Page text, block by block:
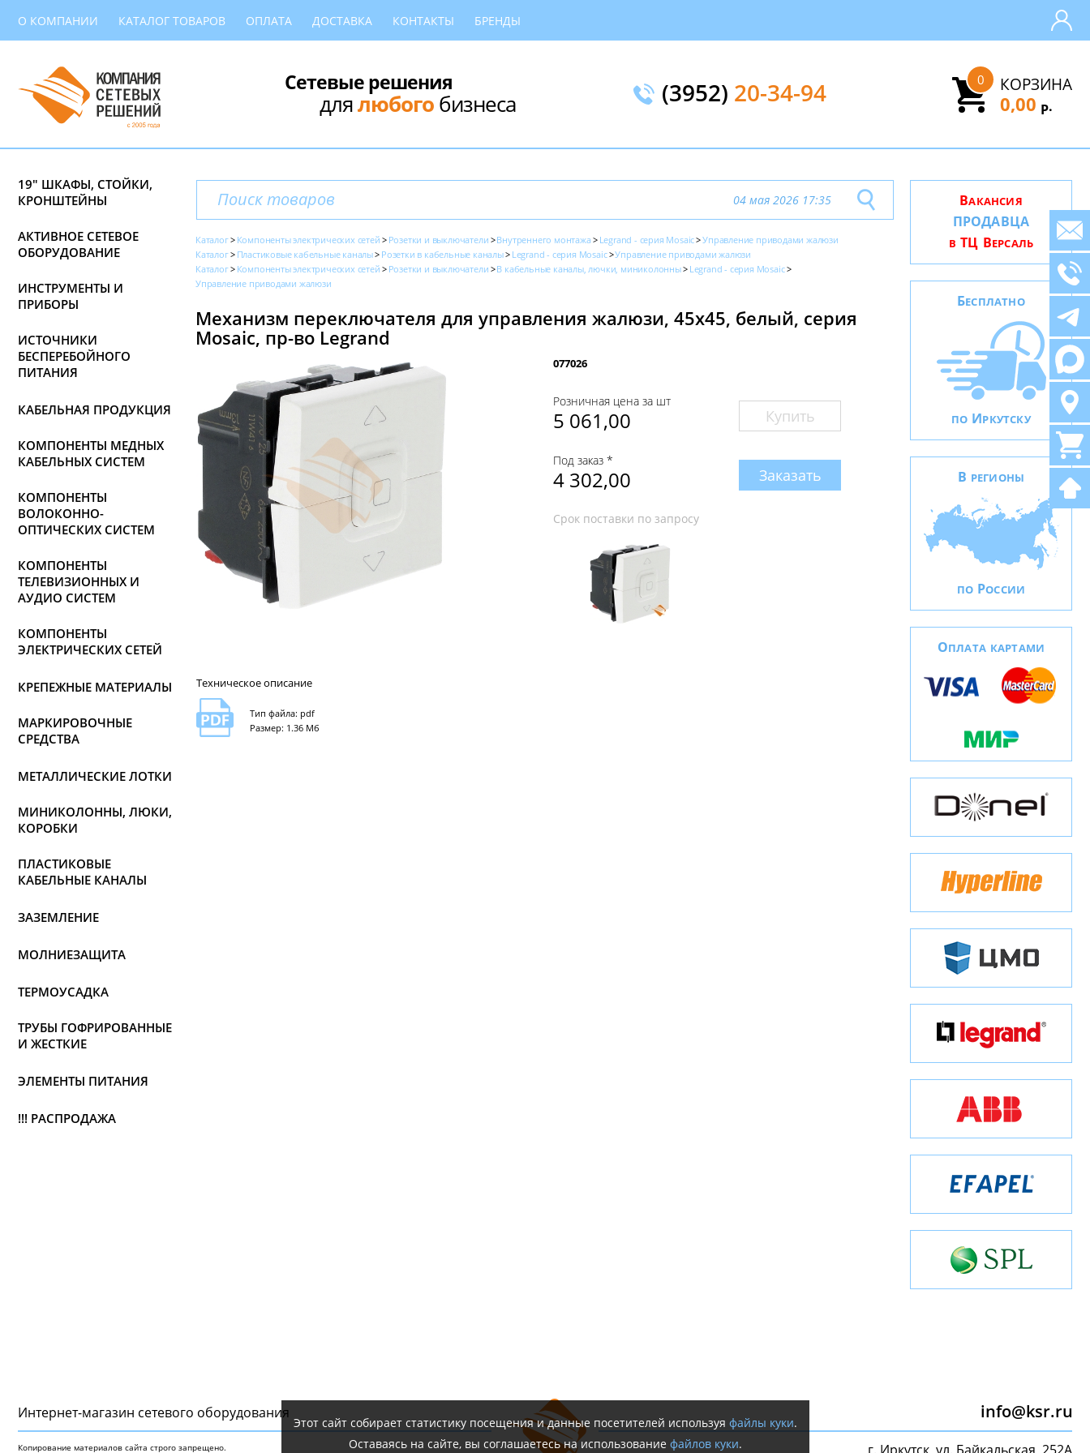
О КОМПАНИИ КАТАЛОГ ТОВАРОВ ОПЛАТА ДОСТАВКА КОНТАКТЫ БРЕНДЫ
Сетевые решения
длялюбогобизнеса (3952) 20-34-94 КОРЗИНА
0
0,00 Р.
19" ШКАФЫ, СТОЙКИ,
КРОНШТЕЙНЫ
АКТИВНОЕ СЕТЕВОЕ
ОБОРУДОВАНИЕ
ИНСТРУМЕНТЫ И
ПРИБОРЫ
ИСТОЧНИКИ
БЕСПЕРЕБОЙНОГО
ПИТАНИЯ
КАБЕЛЬНАЯ ПРОДУКЦИЯ
КОМПОНЕНТЫ МЕДНЫХ
КАБЕЛЬНЫХ СИСТЕМ
КОМПОНЕНТЫ
ВОЛОКОННО-
ОПТИЧЕСКИХ СИСТЕМ
КОМПОНЕНТЫ
ТЕЛЕВИЗИОННЫХ И
АУДИО СИСТЕМ
КОМПОНЕНТЫ
ЭЛЕКТРИЧЕСКИХ СЕТЕЙ
КРЕПЕЖНЫЕ МАТЕРИАЛЫ
МАРКИРОВОЧНЫЕ
СРЕДСТВА
МЕТАЛЛИЧЕСКИЕ ЛОТКИ
МИНИКОЛОННЫ, ЛЮКИ,
КОРОБКИ
ПЛАСТИКОВЫЕ
КАБЕЛЬНЫЕ КАНАЛЫ
ЗАЗЕМЛЕНИЕ
МОЛНИЕЗАЩИТА
ТЕРМОУСАДКА
ТРУБЫ ГОФРИРОВАННЫЕ
И ЖЕСТКИЕ
ЭЛЕМЕНТЫ ПИТАНИЯ
!!! РАСПРОДАЖА
04 мая 2026 17:35
Каталог Компоненты электрических сетей Розетки и выключатели Внутреннего монтажа Legrand - серия Mosaic
Управление приводами жалюзи
Каталог
Пластиковые кабельные каналы Розетки в кабельные каналы Legrand - серия Mosaic
Управление приводами жалюзи
Каталог
Компоненты электрических сетей Розетки и выключатели В кабельные каналы, лючки, миниколонны
Legrand - серия Mosaic
Управление приводами жалюзи
Механизм переключателя для управления жалюзи, 45х45, белый, серия
Mosaic, пр-во Legrand
077026
Розничная цена за шт
5 061,00 Купить
Под заказ *
4 302,00 Заказать
Срок поставки по запросу
Техническое описание
Тип файла: pdf
Размер: 1.36 Мб
ВАКАНСИЯ
ПРОДАВЦА
В ТЦ ВЕРСАЛЬ
БЕСПЛАТНО
ПО ИРКУТСКУ
В РЕГИОНЫ
ПО РОССИИ
ОПЛАТА КАРТАМИ
Интернет-магазин сетeвого оборудования
Копирование материалов сайта строго запрещено.
info@ksr.ru
Этот сайт собирает статистику посещения и данные посетителей используя файлы куки.
Оставаясь на сайте, вы соглашаетесь на использование файлов куки.